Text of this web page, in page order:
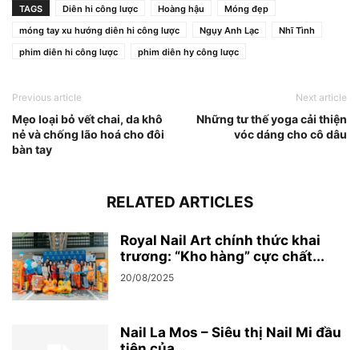
TAGS Diên hi công lược Hoàng hậu
Móng đẹp
móng tay xu hướng diên hi công lược
Ngụy Anh Lạc
Nhĩ Tình
phim diên hi công lược
phim diên hy công lược
Previous article
Mẹo loại bỏ vết chai, da khô
nẻ và chống lão hoá cho đôi
bàn tay
Next article
Những tư thế yoga cải thiện
vóc dáng cho cô dâu
RELATED ARTICLES
Royal Nail Art chính thức khai
trương: “Kho hàng” cực chất...
20/08/2025
Nail La Mos – Siêu thị Nail Mi đầu